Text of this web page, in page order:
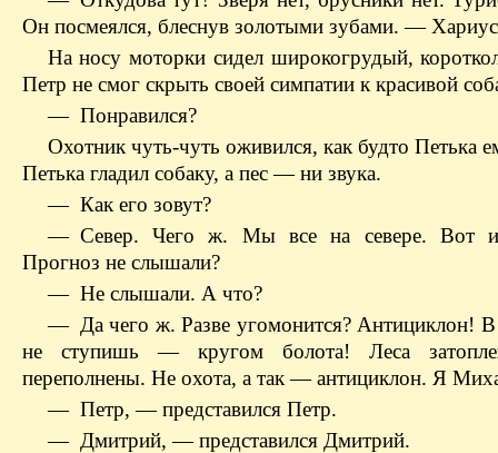
Он посмеялся, блеснув золотыми зубами. —
На носу моторки сидел широкогрудый,
Петр не смог скрыть своей симпатии к красивой
— Понравился?
Охотник чуть-чуть оживился, как будто Петька
Петька гладил собаку, а пес — ни звука.
— Как его зовут?
— Север. Чего ж. Мы все на севере. Вот
Прогноз не слышали?
— Не слышали. А что?
— Да чего ж. Разве угомонится? Антициклон! В
не ступишь — кругом болота! Леса
переполнены. Не охота, а так — антициклон. Я
— Петр, — представился Петр.
— Дмитрий, — представился Дмитрий.